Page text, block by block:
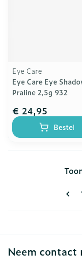
Eye Care
Eye Care Eye
Praline 2,5g 932
€ 24,95
Bestel
Neem contact